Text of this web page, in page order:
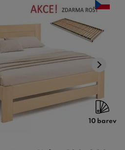
10 barev